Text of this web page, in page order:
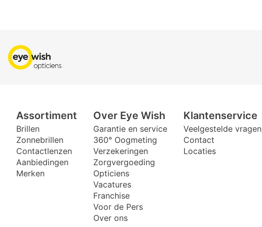
Assortiment
Brillen
Zonnebrillen
Contactlenzen
Aanbiedingen
Merken
Over Eye Wish
Garantie en service
360° Oogmeting
Verzekeringen
Zorgvergoeding
Opticiens
Vacatures
Franchise
Voor de Pers
Over ons
Klantenservice
Veelgestelde vragen
Contact
Locaties